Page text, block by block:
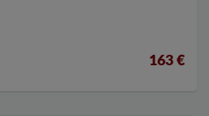
163 €